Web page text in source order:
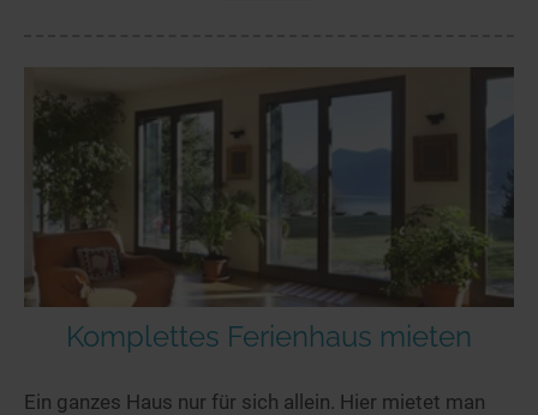
Komplettes Ferienhaus mieten
Ein ganzes Haus nur für sich allein. Hier mietet man